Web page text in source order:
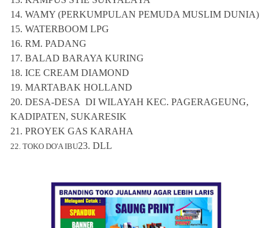
14. WAMY (PERKUMPULAN PEMUDA MUSLIM DUNIA)
15. WATERBOOM LPG
16. RM. PADANG
17. BALAD BARAYA KURING
18. ICE CREAM DIAMOND
19. MARTABAK HOLLAND
20. DESA-DESA DI WILAYAH KEC. PAGERAGEUNG,
KADIPATEN, SUKARESIK
21. PROYEK GAS KARAHA
22. TOKO DO'A IBU23. DLL